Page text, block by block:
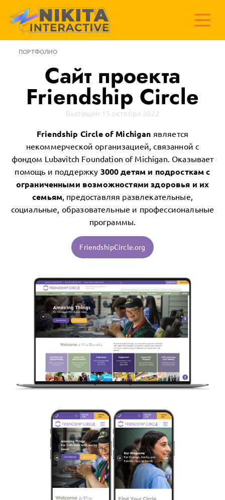
ПОРТФОЛИО
Сайт проекта
Friendship Circle
Выпущен 15 октября 2022
Friendship Circle of Michigan является
некоммерческой организацией, связанной с
фондом Lubavitch Foundation of Michigan. Оказывает
помощь и поддержку 3000 детям и подросткам с
ограниченными возможностями здоровья и их
семьям, предоставляя развлекательные,
социальные, образовательные и профессиональные
программы.
FriendshipCircle.org